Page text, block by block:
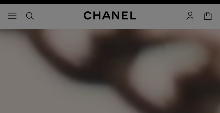
- navegación principal
buscar cuenta